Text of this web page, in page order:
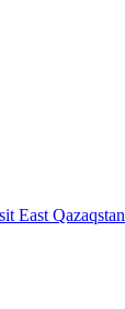
East Qazaqstan